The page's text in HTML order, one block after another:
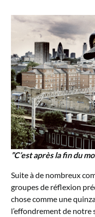
”C’est après la fin du
Suite à de nombreux
groupes de réflexion
chose comme une
l’effondrement de notre